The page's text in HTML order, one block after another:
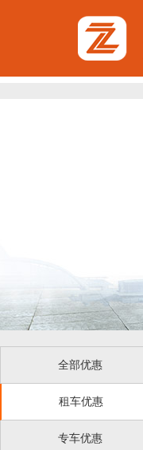
全部优惠
租车优惠
专车优惠